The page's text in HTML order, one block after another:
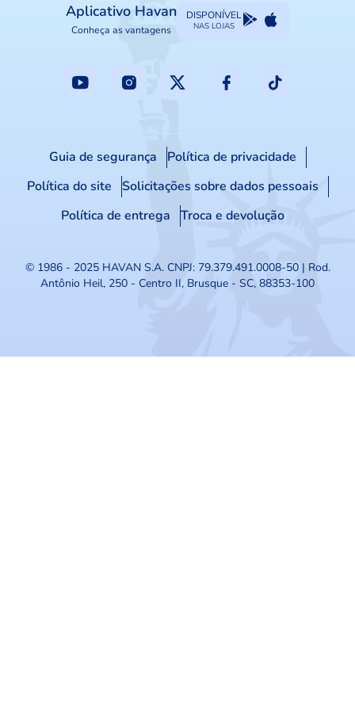
Aplicativo Havan
Conheça as vantagens
DISPONÍVEL
NAS LOJAS
Guia de segurança
Política de privacidade
Política do site
Solicitações sobre dados pessoais
Política de entrega
Troca e devolução
© 1986 - 2025 HAVAN S.A. CNPJ: 79.379.491.0008-50 | Rod.
Antônio Heil, 250 - Centro II, Brusque - SC, 88353-100